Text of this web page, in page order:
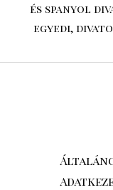
és spanyol
egyedi,